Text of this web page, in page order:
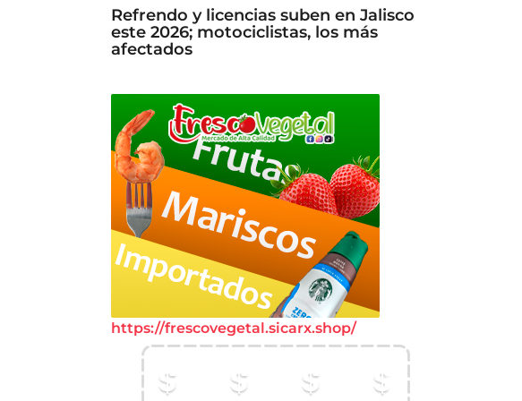
Refrendo y licencias suben en Jalisco
este 2026; motociclistas, los más
afectados
https://frescovegetal.sicarx.shop/